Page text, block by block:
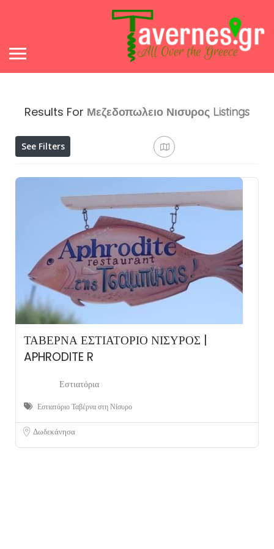
Results For Μεζεδοπωλειο Νισυρος Listings
See Filters
ΤΑΒΕΡΝΑ ΕΣΤΙΑΤΟΡΙΟ ΝΙΣΥΡΟΣ |
APHRODITE R
Εστιατόρια
Εστιατόριο Ταβέρνα στη Νίσυρο
Δωδεκάνησα